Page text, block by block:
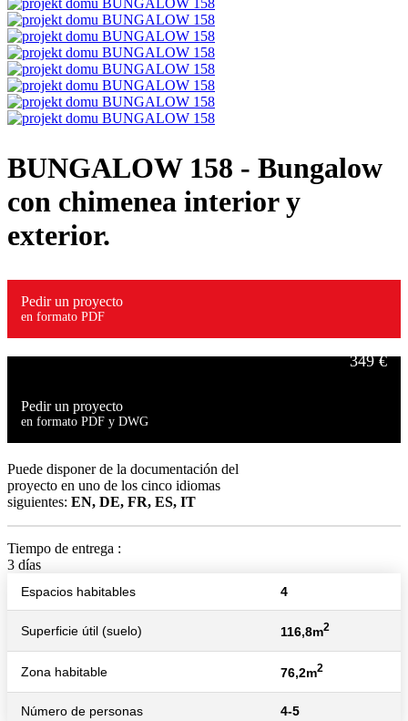
BUNGALOW 158 - Bungalow
con chimenea interior y
exterior.
Pedir un proyecto
en formato PDF
349 €
Pedir un proyecto
en formato PDF y DWG
Puede disponer de la documentación del
proyecto en uno de los cinco idiomas
siguientes: EN, DE, FR, ES, IT
Tiempo de entrega :
3 días
Espacios habitables 4
Superficie útil (suelo) 116,8m2
Zona habitable 76,2m2
Número de personas 4-5